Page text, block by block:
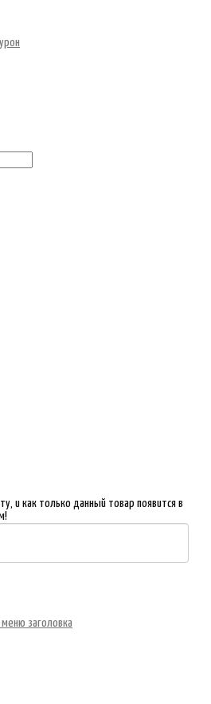
и как только данный товар появится в